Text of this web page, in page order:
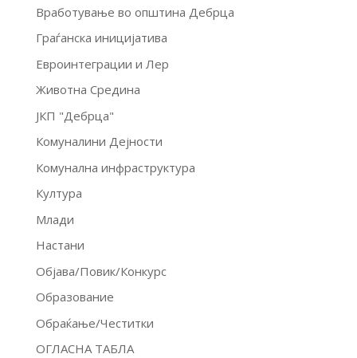
Вработување во општина Дебрца
Граѓанска иницијатива
Евроинтеграции и Лер
Животна Средина
ЈКП "Дебрца"
Комуналини Дејности
Комунална инфраструктура
Култура
Млади
Настани
Објава/Повик/Конкурс
Образование
Обраќање/Честитки
ОГЛАСНА ТАБЛА